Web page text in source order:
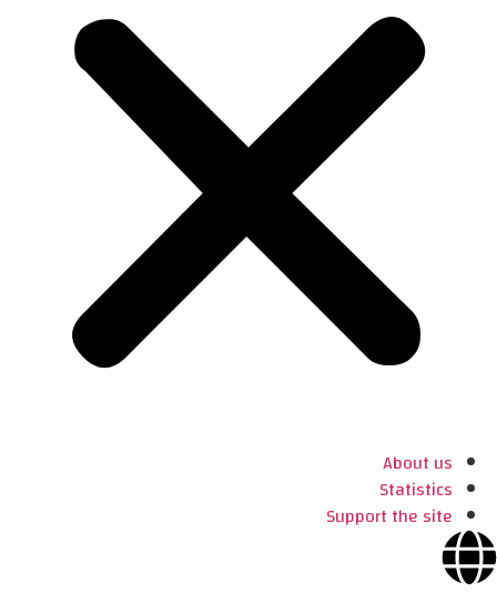
About us
Statistics
Support the site